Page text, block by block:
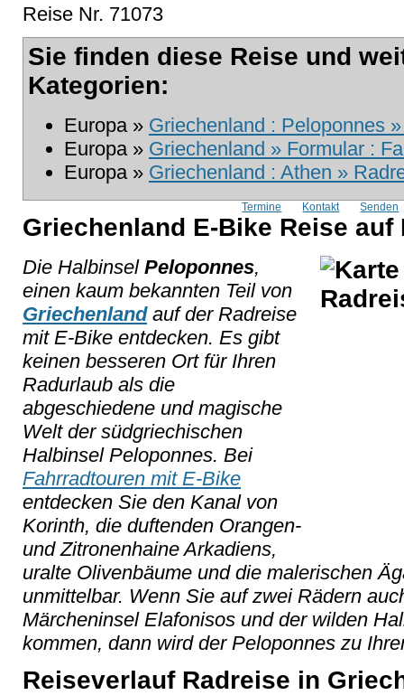
Reise Nr. 71073
Sie finden diese Reise und
Kategorien:
Europa » Griechenland : Peloponnes
Europa » Griechenland » Formular :
Europa » Griechenland : Athen »
Termine Kontakt Senden
Griechenland E-Bike Reise
Die Halbinsel Peloponnes,
einen kaum bekannten Teil von
Griechenlandauf der Radreise
mit E-Bike entdecken. Es gibt
keinen besseren Ort für Ihren
Radurlaub als die
abgeschiedene und magische
Welt der südgriechischen
Halbinsel Peloponnes. Bei
Fahrradtouren mit E-Bike
entdecken Sie den Kanal von
Korinth, die duftenden Orangen-
und Zitronenhaine Arkadiens,
uralte Olivenbäume und die malerischen
unmittelbar. Wenn Sie auf zwei Rädern
Märcheninsel Elafonisos und der wilden
kommen, dann wird der Peloponnes zu
Reiseverlauf Radreise in